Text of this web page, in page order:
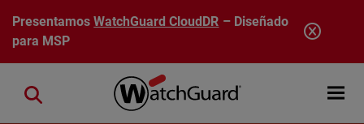
Pasar al contenido principal
PresentamosWatchGuard CloudDR – Diseñado
para MSP
Open
Close search